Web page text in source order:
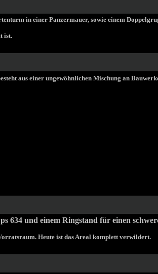
in einer Panzermauer, sowie einem
ist.
aus einer ungewöhnlichen Mischung an
634 und einem Ringstand für einen
Heute ist das Areal komplett verwildert.